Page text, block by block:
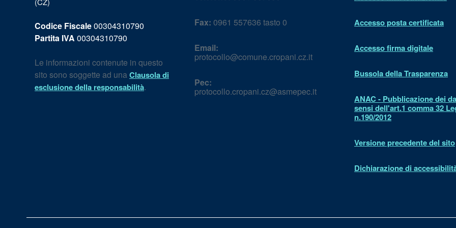
Codice Fiscale00304310790
Partita IVA 00304310790
Le informazioni contenute in questo
sito sono soggette ad unaClausola di
esclusione della responsabilità.
Fax: 0961 557636 tasto 0
Email:
protocollo@comune.cropani.cz.it
Pec:
protocollo.cropani.cz@asmepec.it
Accesso posta certificata
Accesso firma digitale
Bussola della Trasparenza
ANAC - Pubblicazione dei
sensi dell'art.1 comma 32
n.190/2012
Versione precedente del sito
Dichiarazione di